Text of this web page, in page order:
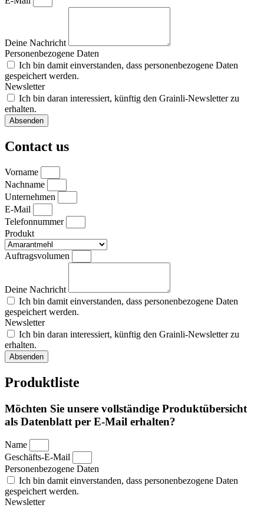
Deine Nachricht
Personenbezogene Daten
Ich bin damit einverstanden, dass personenbezogene Daten
gespeichert werden.
Newsletter
Ich bin daran interessiert, künftig den Grainli-Newsletter zu
erhalten.
Absenden
Contact us
Vorname
Nachname
Unternehmen
E-Mail
Telefonnummer
Produkt
Auftragsvolumen
Deine Nachricht
Ich bin damit einverstanden, dass personenbezogene Daten
gespeichert werden.
Newsletter
Ich bin daran interessiert, künftig den Grainli-Newsletter zu
erhalten.
Absenden
Produktliste
Möchten Sie unsere vollständige Produktübersicht
als Datenblatt per E-Mail erhalten?
Name
Geschäfts-E-Mail
Personenbezogene Daten
Ich bin damit einverstanden, dass personenbezogene Daten
gespeichert werden.
Newsletter